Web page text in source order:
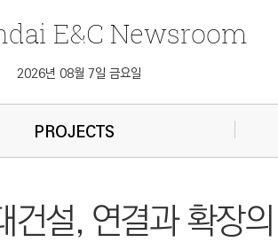
E&C Newsroom
2026년 08월 7일 금요일
PROJECTS
설, 연결과 확장의